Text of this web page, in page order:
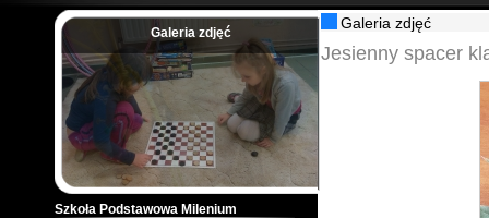
Galeria zdjęć
Szkoła Podstawowa Milenium
Galeria zdjęć
Jesienny spacer